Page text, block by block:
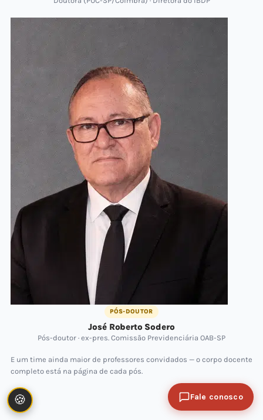
PÓS-DOUTOR
José Roberto Sodero
Pós-doutor · ex-pres. Comissão Previdenciária OAB-SP
E um time ainda maior de professores convidados — o corpo docente
completo está na página de cada pós.
🍪 Fale conosco